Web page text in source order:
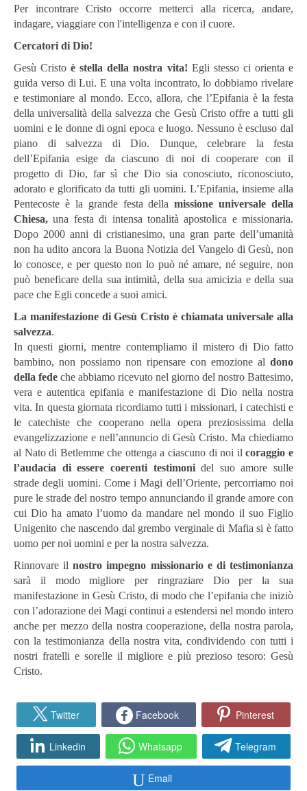
Per incontrare Cristo occorre metterci alla ricerca, andare,
indagare, viaggiare con l'in­telligenza e con il cuore.
Cercatori di Dio!
Gesù Cristoè stella della nostra vita! Egli stesso ci orienta e
guida verso di Lui. E una volta incontrato, lo dobbiamo rivelare
e testimoniare al mondo. Ecco, allora, che l’Epifania è la festa
della universalità della salvezza che Gesù Cristo offre a tutti gli
uomini e le donne di ogni epoca e luogo. Nessuno è escluso dal
piano di salvezza di Dio. Dunque, celebrare la festa
dell’Epifania esige da ciascuno di noi di cooperare con il
progetto di Dio, far sì che Dio sia conosciuto, riconosciuto,
adorato e glorificato da tutti gli uomini. L’Epifania, insieme alla
Pentecoste è la grande festa dellamissione universale della
Chiesa, una festa di intensa tonalità apostolica e missionaria.
Dopo 2000 anni di cristianesimo, una gran parte dell’umanità
non ha udito ancora la Buona Notizia del Vangelo di Gesù, non
lo conosce, e per questo non lo può né amare, né seguire, non
può beneficare della sua intimità, della sua amicizia e della sua
pace che Egli concede a suoi amici.
La manifestazione di Gesù Cristo è chiamata universale alla
salvezza.
In questi giorni, mentre contempliamo il mistero di Dio fatto
bambino, non possiamo non ripensare con emozione al dono
della fede che abbiamo ricevuto nel giorno del nostro Battesimo,
vera e autentica epifania e manifestazione di Dio nella nostra
vita. In questa giornata ricordiamo tutti i missionari, i catechisti e
le catechiste che cooperano nella opera preziosissima della
evangelizzazione e nell’annuncio di Gesù Cristo. Ma chiediamo
al Nato di Betlemme che ottenga a ciascuno di noi ilcoraggio e
l’audacia di essere coerenti testimonidel suo amore sulle
strade degli uomini. Come i Magi dell’Oriente, percorriamo noi
pure le strade del nostro tempo annunciando il grande amore con
cui Dio ha amato l’uomo da mandare nel mondo il suo Figlio
Unigenito che nascendo dal grembo verginale di Mafia si è fatto
uomo per noi uomini e per la nostra salvezza.
Rinnovare ilnostro impegno missionario e di testimonianza
sarà il modo migliore per ringraziare Dio per la sua
manifestazione in Gesù Cristo, di modo che l’epifania che iniziò
con l’adorazione dei Magi continui a estendersi nel mondo intero
anche per mezzo della nostra cooperazione, della nostra parola,
con la testimonianza della nostra vita, condividendo con tutti i
nostri fratelli e sorelle il migliore e più prezioso tesoro: Gesù
Cristo.
Twitter Facebook Pinterest
Linkedin Whatsapp Telegram
Email